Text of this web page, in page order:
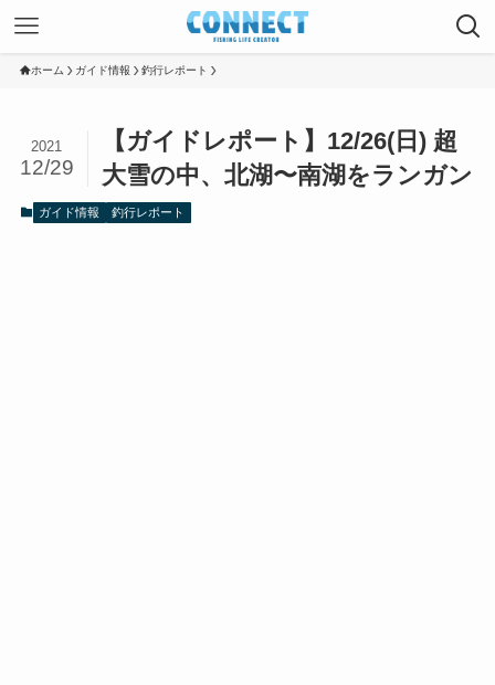
ホーム ガイド情報 釣行レポート
【ガイドレポート】12/26(日) 超
大雪の中、北湖〜南湖をランガン
2021
12/29
ガイド情報 釣行レポート